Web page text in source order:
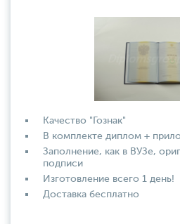
Качество "Гознак"
В комплекте диплом +
Заполнение, как в ВУЗе,
подписи
Изготовление всего 1 день!
Доставка бесплатно